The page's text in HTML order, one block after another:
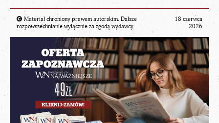
Materiał chroniony prawem autorskim. Dalsze
rozpowszechnianie wyłącznie za zgodą wydawcy.
18 czerwca
2026